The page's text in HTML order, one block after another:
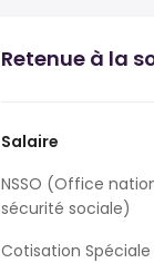
Retenue à la
Salaire
NSSO (Office
sécurité sociale)
Cotisation Spéciale